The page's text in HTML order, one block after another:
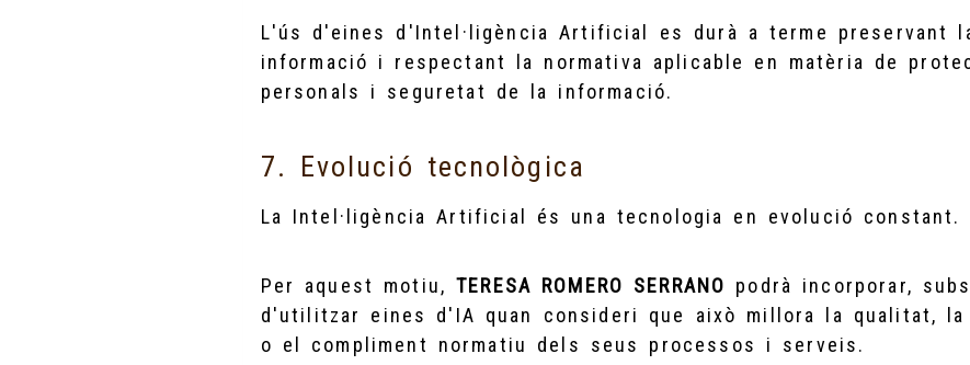
L'ús d'eines d'Intel·ligència Artificial es durà a terme preservant
informació i respectant la normativa aplicable en matèria de
personals i seguretat de la informació.
7. Evolució tecnològica
La Intel·ligència Artificial és una tecnologia en evolució constant.
Per aquest motiu,TERESA ROMERO SERRANO podrà incorporar,
d'utilitzar eines d'IA quan consideri que això millora la qualitat,
o el compliment normatiu dels seus processos i serveis.